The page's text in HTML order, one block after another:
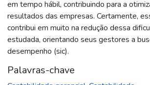
em tempo hábil, contribuindo para a
resultados das empresas. Certamente,
contribui em muito na redução dessa
estudada, orientando seus gestores a
desempenho (sic).
Palavras-chave